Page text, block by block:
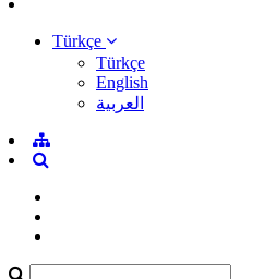
Türkçe
Türkçe
English
العربية